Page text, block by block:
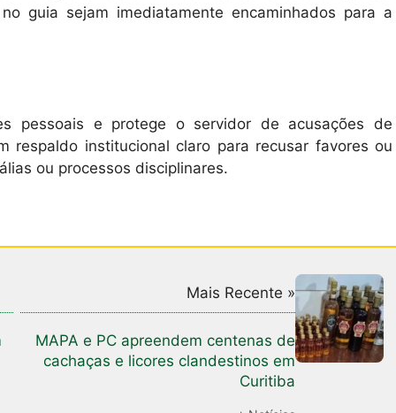
guia sejam imediatamente encaminhados para a
pessoais e protege o servidor de acusações de
respaldo institucional claro para recusar favores ou
ou processos disciplinares.
Mais Recente »
MAPA e PC apreendem centenas de
cachaças e licores clandestinos em
Curitiba